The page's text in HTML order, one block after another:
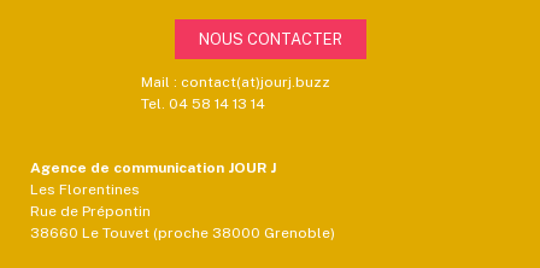
NOUS CONTACTER
Mail : contact(at)jourj.buzz
Tel. 04 58 14 13 14
Agence de communication JOUR J
Les Florentines
Rue de Prépontin
38660 Le Touvet (proche 38000 Grenoble)